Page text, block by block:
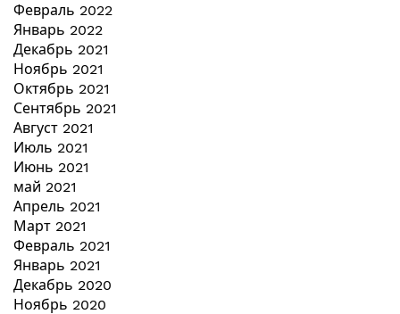
Февраль 2022
Январь 2022
Декабрь 2021
Ноябрь 2021
Октябрь 2021
Сентябрь 2021
Август 2021
Июль 2021
Июнь 2021
май 2021
Апрель 2021
Март 2021
Февраль 2021
Январь 2021
Декабрь 2020
Ноябрь 2020